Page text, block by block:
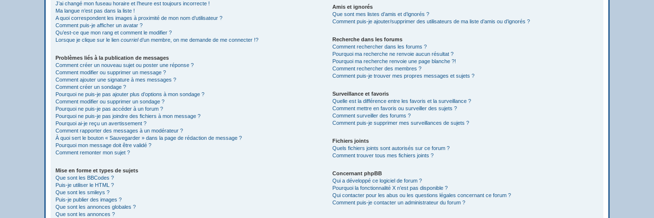
J’ai changé mon fuseau horaire et l’heure est toujours incorrecte !
Ma langue n’est pas dans la liste !
A quoi correspondent les images à proximité de mon nom d’utilisateur ?
Comment puis-je afficher un avatar ?
Qu’est-ce que mon rang et comment le modifier ?
Lorsque je clique sur le lien courrield’un membre, on me demande de me connecter !?
Problèmes liés à la publication de messages
Comment créer un nouveau sujet ou poster une réponse ?
Comment modifier ou supprimer un message ?
Comment ajouter une signature à mes messages ?
Comment créer un sondage ?
Pourquoi ne puis-je pas ajouter plus d’options à mon sondage ?
Comment modifier ou supprimer un sondage ?
Pourquoi ne puis-je pas accéder à un forum ?
Pourquoi ne puis-je pas joindre des fichiers à mon message ?
Pourquoi ai-je reçu un avertissement ?
Comment rapporter des messages à un modérateur ?
À quoi sert le bouton « Sauvegarder » dans la page de rédaction de message ?
Pourquoi mon message doit être validé ?
Comment remonter mon sujet ?
Mise en forme et types de sujets
Que sont les BBCodes ?
Puis-je utiliser le HTML ?
Que sont les smileys ?
Puis-je publier des images ?
Que sont les annonces globales ?
Que sont les annonces ?
Amis et ignorés
Que sont mes listes d’amis et d’ignorés ?
Comment puis-je ajouter/supprimer des utilisateurs de ma liste d’amis ou d’ignorés ?
Recherche dans les forums
Comment rechercher dans les forums ?
Pourquoi ma recherche ne renvoie aucun résultat ?
Pourquoi ma recherche renvoie une page blanche ?!
Comment rechercher des membres ?
Comment puis-je trouver mes propres messages et sujets ?
Surveillance et favoris
Quelle est la différence entre les favoris et la surveillance ?
Comment mettre en favoris ou surveiller des sujets ?
Comment surveiller des forums ?
Comment puis-je supprimer mes surveillances de sujets ?
Fichiers joints
Quels fichiers joints sont autorisés sur ce forum ?
Comment trouver tous mes fichiers joints ?
Concernant phpBB
Qui a développé ce logiciel de forum ?
Pourquoi la fonctionnalité X n’est pas disponible ?
Qui contacter pour les abus ou les questions légales concernant ce forum ?
Comment puis-je contacter un administrateur du forum ?